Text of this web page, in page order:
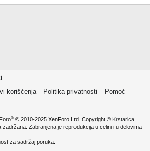
korišćenja Politika privatnosti
Pomoć
® © 2010-2025 XenForo Ltd. Copyright © Krstarica
zadržana. Zabranjena je reprodukcija u celini i u delovima
za sadržaj poruka.